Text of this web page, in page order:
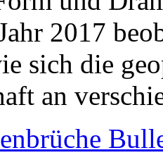
2017
sich die
an